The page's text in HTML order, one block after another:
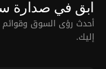
ابق في صدارة
أحدث رؤى السوق وقوائم
إليك.